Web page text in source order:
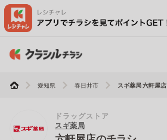
愛知県 春日井市 スギ薬局 六軒屋店
ドラッグストア
スギ薬局